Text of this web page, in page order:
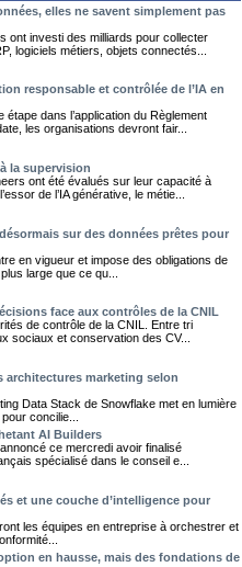
elles ne savent simplement pas
ont investi des milliards pour collecter
logiciels métiers, objets connectés...
responsable et contrôlée de l’IA en
dans l’application du Règlement
les organisations devront fair...
la supervision
ont été évalués sur leur capacité à
de l’IA générative, le métie...
sur des données prêtes pour
en vigueur et impose des obligations de
large que ce qu...
face aux contrôles de la CNIL
de contrôle de la CNIL. Entre tri
sociaux et conservation des CV...
architectures marketing selon
Data Stack de Snowflake met en lumière
concilie...
AI Builders
ce mercredi avoir finalisé
spécialisé dans le conseil e...
et une couche d’intelligence pour
les équipes en entreprise à orchestrer et
en hausse, mais des fondations de